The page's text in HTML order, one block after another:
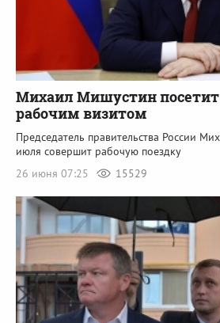
Михаил Мишустин посетит
рабочим визитом
Председатель правительства России
июля совершит рабочую поездку
26 июня 07:25
15529